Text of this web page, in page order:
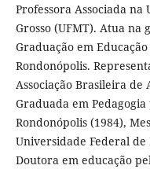
Professora Associada
Grosso (UFMT). Atua na
Graduação em
Rondonópolis.
Associação Brasileira de
Graduada em Pedagogia
Rondonópolis (1984),
Universidade Federal de
Doutora em educação